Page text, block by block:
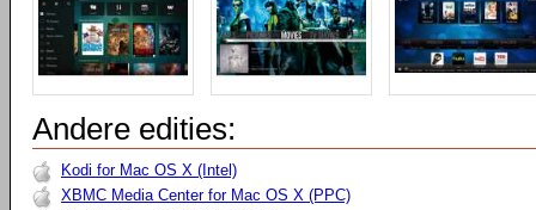
Andere edities:
Kodi for Mac OS X (Intel)
XBMC Media Center for Mac OS X (PPC)